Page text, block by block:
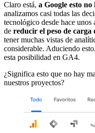
Claro está, a Google esto
analizamos casi todas las
tecnológico desde hace
de reducir el peso de carga
tener muchas vistas de
considerable. Aduciendo
esta posibilidad en GA4.
¿Significa esto que no hay
nuestros proyectos?